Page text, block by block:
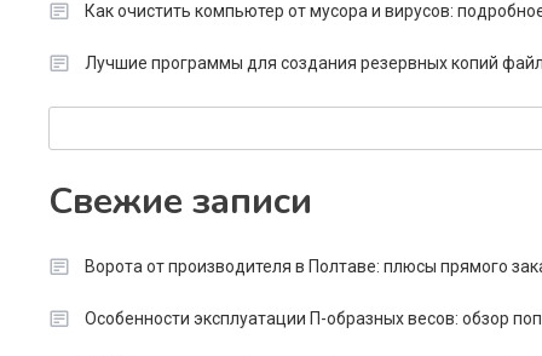
Как очистить компьютер от мусора и вирусов:
Лучшие программы для создания резервных копий
Свежие записи
Ворота от производителя в Полтаве: плюсы прямого
Особенности эксплуатации П-образных весов: обзор